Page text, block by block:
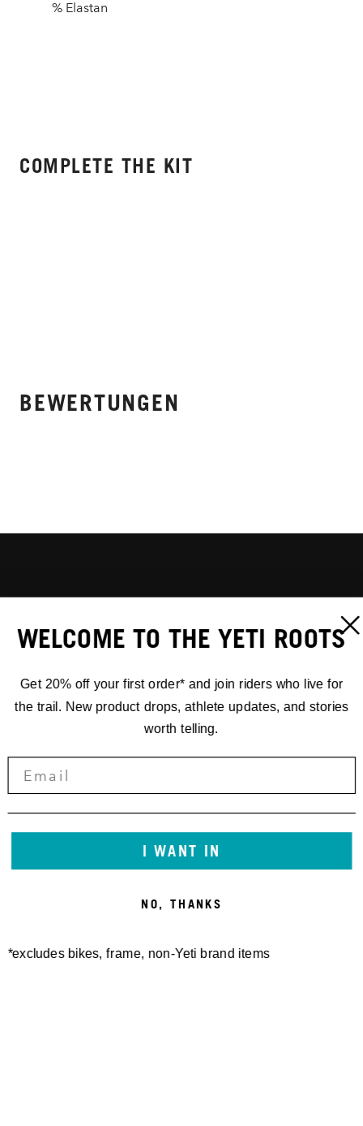
% Elastan
COMPLETE THE KIT
BEWERTUNGEN
WELCOME TO THE YETI ROOTS
Get 20% off your first order* and join riders who live for
the trail. New product drops, athlete updates, and stories
worth telling.
I WANT IN
NO, THANKS
*excludes bikes, frame, non-Yeti brand items